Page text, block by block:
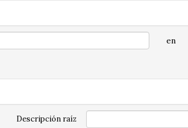
en
Descripción raíz